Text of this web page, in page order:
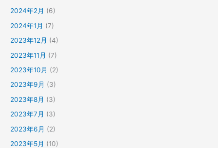
2024年2月 (6)
2024年1月 (7)
2023年12月 (4)
2023年11月 (7)
2023年10月 (2)
2023年9月 (3)
2023年8月 (3)
2023年7月 (3)
2023年6月 (2)
2023年5月 (10)